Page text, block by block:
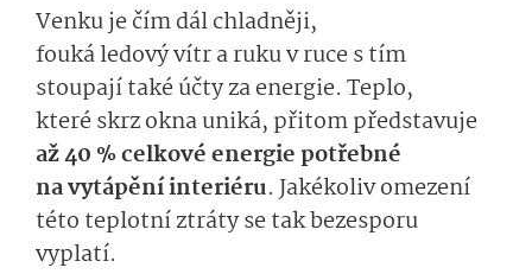
Venku je čím dál chladněji,
foukáledovývítr aruku v ruce s tím
stoupajítakéúč­ty za energie. Teplo,
kteréskrz oknauniká, při­tompředstavu­je
až40 %celko­véenergie potřebné
navytápěníin­teriéru.Jaké­koliv omezení
této teplotní ztráty se takbezesporu
vyplatí.